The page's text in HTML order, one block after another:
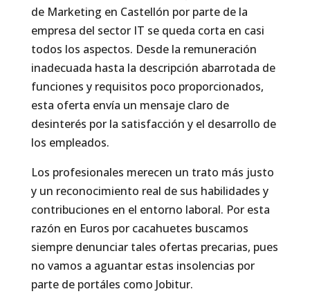
de Marketing en Castellón por parte de la
empresa del sector IT se queda corta en casi
todos los aspectos. Desde la remuneración
inadecuada hasta la descripción abarrotada de
funciones y requisitos poco proporcionados,
esta oferta envía un mensaje claro de
desinterés por la satisfacción y el desarrollo de
los empleados.
Los profesionales merecen un trato más justo
y un reconocimiento real de sus habilidades y
contribuciones en el entorno laboral. Por esta
razón en Euros por cacahuetes buscamos
siempre denunciar tales ofertas precarias, pues
no vamos a aguantar estas insolencias por
parte de portáles como Jobitur.